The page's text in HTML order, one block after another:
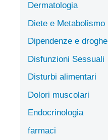
Dermatologia
Diete e Metabolismo
Dipendenze e droghe
Disfunzioni Sessuali
Disturbi alimentari
Dolori muscolari
Endocrinologia
farmaci